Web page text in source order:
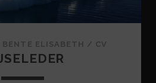
BENTE ELISABETH / CV